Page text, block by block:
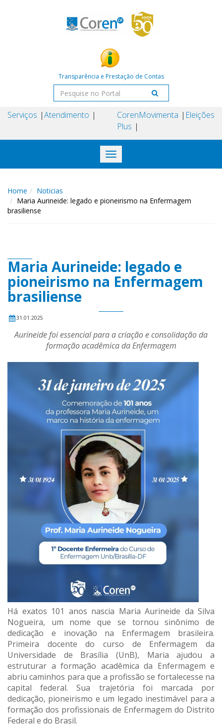
Transparência e Prestação de Contas
Serviços Atendimento
Coren
Plus
Movimenta Eleições
Toggle
navigation
Home
Noticias
Maria Aurineide: legado e pioneirismo na Enfermagem
brasiliense
Maria Aurineide: legado e
pioneirismo na Enfermagem
brasiliense
31.01.2025
Aurineide foi essencial para a criação e consolidação da
formação acadêmica da Enfermagem
Há exatos 101 anos nascia Maria Aurineide da Silva
Nogueira, um nome que se tornou sinônimo de
dedicação e inovação na Enfermagem brasileira.
Primeira docente do curso de Enfermagem da
Universidade de Brasília (UnB), Maria ajudou a
estruturar a formação acadêmica da Enfermagem e
abriu caminhos para que a profissão se fortalecesse na
capital federal. Sua trajetória foi marcada por
dedicação, pioneirismo e um legado inestimável para a
formação dos profissionais de Enfermagem do Distrito
Federal e do Brasil.